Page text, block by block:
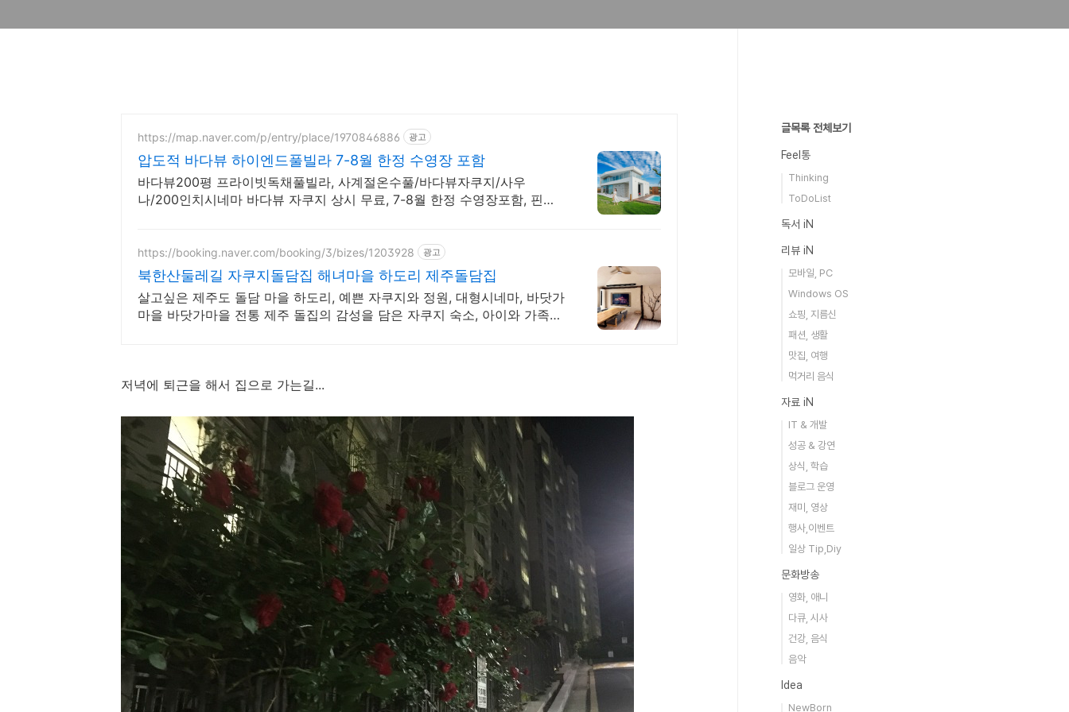
https://map.naver.com/p/entry/place/1970846886 광고
압도적 바다뷰 하이엔드풀빌라 7-8월 한정 수영장 포함
바다뷰200평 프라이빗독채풀빌라, 사계절온수풀/바다뷰자쿠지/사우
나/200인치시네마 바다뷰 자쿠지 상시 무료, 7-8월 한정 수영장포함, 핀란
https://booking.naver.com/booking/3/bizes/1203928 광고
북한산둘레길 자쿠지돌담집 해녀마을 하도리 제주돌담집
살고싶은 제주도 돌담 마을 하도리, 예쁜 자쿠지와 정원, 대형시네마, 바닷가
마을 바닷가마을 전통 제주 돌집의 감성을 담은 자쿠지 숙소, 아이와 가족의
저녁에 퇴근을 해서 집으로 가는길...
글목록 전체보기
Feel통
Thinking
ToDoList
독서 iN
리뷰 iN
모바일, PC
Windows OS
쇼핑, 지름신
패션, 생활
맛집, 여행
먹거리 음식
자료 iN
IT & 개발
성공 & 강연
상식, 학습
블로그 운영
재미, 영상
행사,이벤트
일상 Tip,Diy
문화방송
영화, 애니
다큐, 시사
건강, 음식
음악
Idea
NewBorn